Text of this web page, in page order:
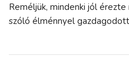
Reméljük, mindenki jól
szóló élménnyel